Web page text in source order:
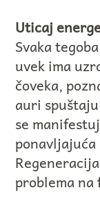
Uticaj
Svaka
uvek ima
čoveka,
auri
se
problema